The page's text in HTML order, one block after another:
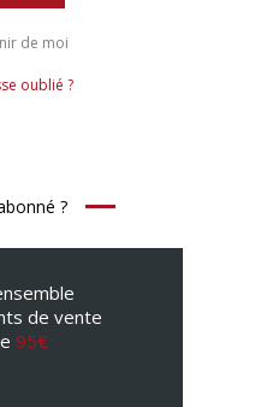
de moi
oublié ?
?
de vente
95€